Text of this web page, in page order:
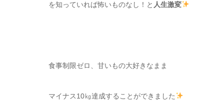
を知っていれば怖いものなし！と 人生激変
食事制限ゼロ、甘いもの大好きなまま
マイナス10㎏達成することができました